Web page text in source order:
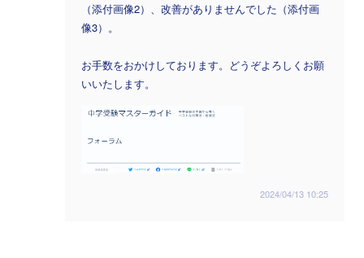
（添付画像2）、改善がありませんでした（添付画
像3）。
お手数をおかけしております。どうぞよろしくお願
いいたします。
2024/04/13 10:25